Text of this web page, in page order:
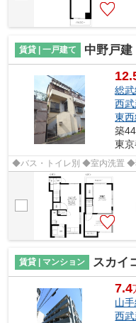
賃貸 | 一戸建て 中野戸建
総
西
東
築
東
◆バス・トイレ別 ◆室内洗置 ◆
賃貸 | マンション スカイ
7.4
山
西